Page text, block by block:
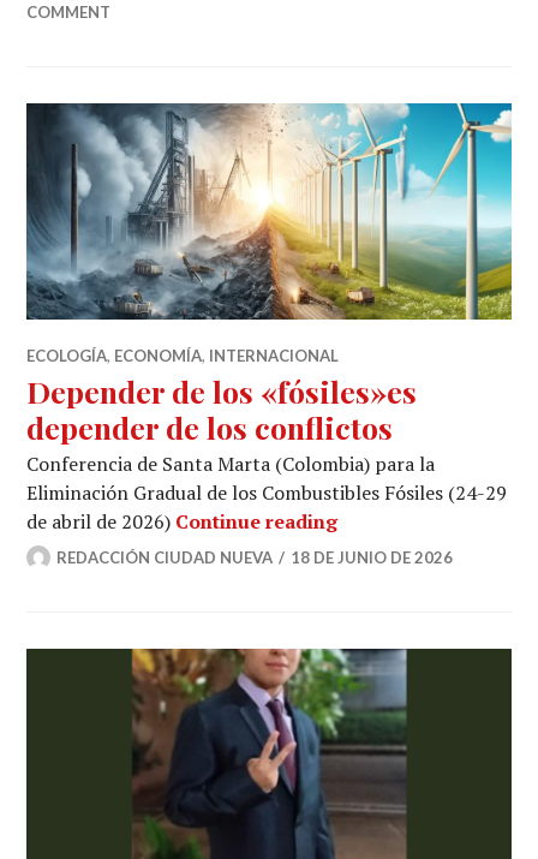
COMMENT
ECOLOGÍA, ECONOMÍA, INTERNACIONAL
Depender de los «fósiles»es
depender de los conflictos
Conferencia de Santa Marta (Colombia) para la
Eliminación Gradual de los Combustibles Fósiles (24-29
de abril de 2026) Continue readingDepender de los
REDACCIÓN CIUDAD NUEVA 18 DE JUNIO DE 2026